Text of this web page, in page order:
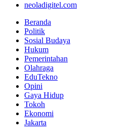
neoladigitel.com
Beranda
Politik
Sosial Budaya
Hukum
Pemerintahan
Olahraga
EduTekno
Opini
Gaya Hidup
Tokoh
Ekonomi
Jakarta